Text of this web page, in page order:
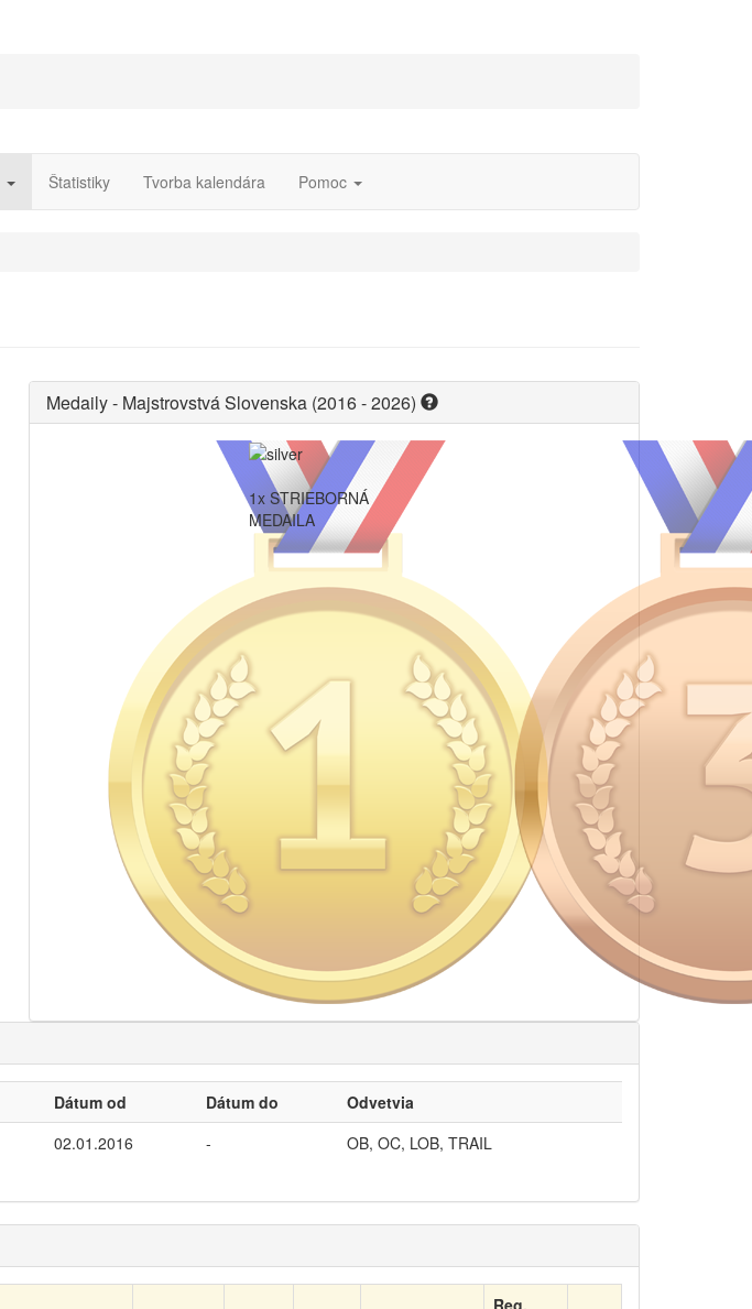
Štatistiky Tvorba kalendára Pomoc
Medaily - Majstrovstvá Slovenska (2016 - 2026)
1x STRIEBORNÁ
MEDAILA
Dátum od Dátum do
Odvetvia
02.01.2016 - OB, OC, LOB, TRAIL
Reg.